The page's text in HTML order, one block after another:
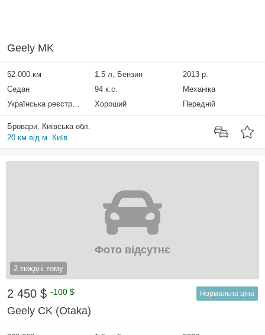
Geely MK
52 000 км 1.5 л, Бензин
2013 р.
Седан
94 к.с.
Механіка
Українська реєстрація
Хороший Передній
Бровари, Київська обл.
20 км від м. Київ
2 тиждні тому
Фото відсутнє
2 450 $ -100 $ Нормальна ціна
Geely CK (Otaka)